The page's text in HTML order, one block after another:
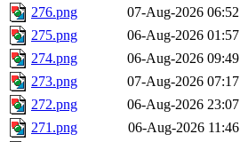
276.png
07-Aug-2026 06:52
275.png
06-Aug-2026 01:57
274.png
06-Aug-2026 09:49
273.png
07-Aug-2026 07:17
272.png
06-Aug-2026 23:07
271.png
06-Aug-2026 11:46